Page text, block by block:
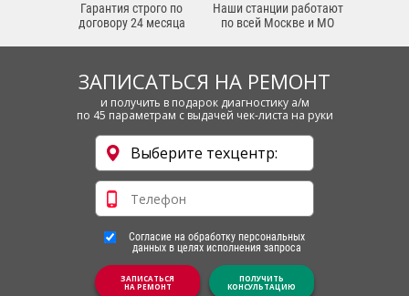
Гарантия строго по
договору 24 месяца
Наши станции работают
по всей Москве и МО
ЗАПИСАТЬСЯ НА РЕМОНТ
и получить в подарок диагностику а/м
по 45 параметрам с выдачей чек-листа на руки
Согласие на обработку персональных
данных в целях исполнения запроса
ЗАПИСАТЬСЯ
НА РЕМОНТ
ПОЛУЧИТЬ
КОНСУЛЬТАЦИЮ